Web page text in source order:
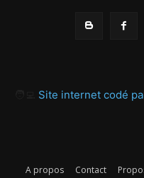
Site internet codé
A propos Contact